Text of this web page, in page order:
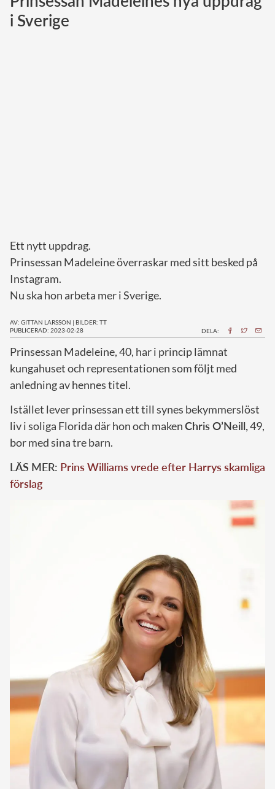
i Sverige
Ett nytt uppdrag.
Prinsessan Madeleine överraskar med sitt besked på
Instagram.
Nu ska hon arbeta mer i Sverige.
AV: GITTAN LARSSON | BILDER: TT
PUBLICERAD: 2023-02-28
DELA:
Prinsessan Madeleine, 40, har i princip lämnat
kungahuset och representationen som följt med
anledning av hennes titel.
Istället lever prinsessan ett till synes bekymmerslöst
liv i soliga Florida där hon och makenChris O’Neill,49,
bor med sina tre barn.
LÄS MER: Prins Williams vrede efter Harrys skamliga
förslag